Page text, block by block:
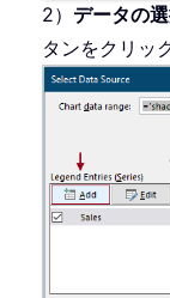
2） データの
タンをクリッ